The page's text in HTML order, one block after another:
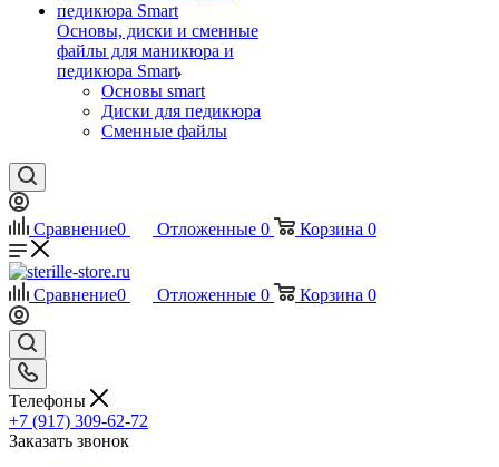
Основы, диски и сменные
файлы для маникюра и
педикюра Smart
Основы smart
Диски для педикюра
Сменные файлы
Сравнение0 Отложенные 0 Корзина 0
Сравнение0 Отложенные 0 Корзина 0
Телефоны
+7 (917) 309-62-72
Заказать звонок